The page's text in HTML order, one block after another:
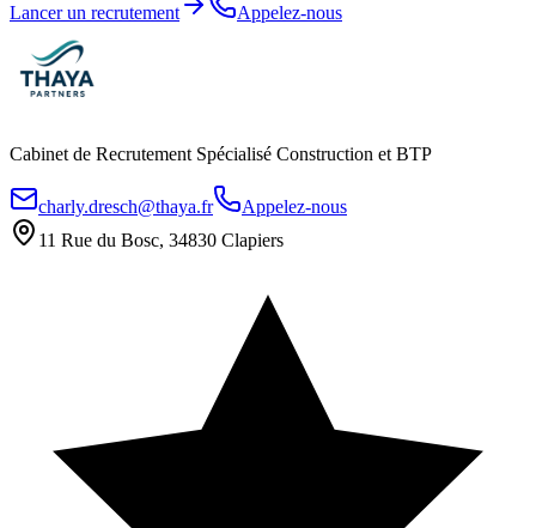
Lancer un recrutement Appelez-nous
Cabinet de Recrutement Spécialisé Construction et BTP
charly.dresch@thaya.fr
Appelez-nous
11 Rue du Bosc, 34830 Clapiers